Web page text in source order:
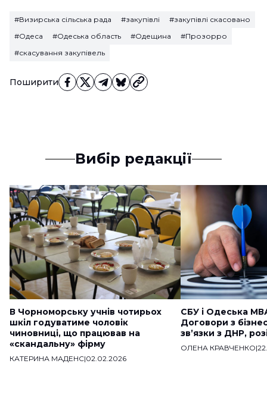
Поширити
#Визирська сільська рада #закупівлі
#закупівлі скасовано
#Одеса
#Одеська область #Одещина
#Прозорро
#скасування закупівель
Вибір редакції
В Чорноморську учнів чотирьох
шкіл годуватиме чоловік
чиновниці, що працював на
«скандальну» фірму
КАТЕРИНА МАДЕНС|02.02.2026
СБУ і Одеська
Договори з
звʼязки з ДНР,
ОЛЕНА КРАВЧЕНКО|